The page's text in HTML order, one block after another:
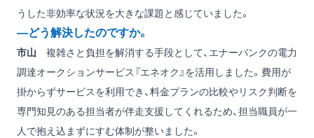
うした非効率な状況を大きな課題と感じていました。
―どう解決したのですか。
市山 複雑さと負担を解消する手段として、エナーバンクの電力
調達オークションサービス『エネオク』を活用しました。費用が
掛からずサービスを利用でき、料金プランの比較やリスク判断を
専門知見のある担当者が伴走支援してくれるため、担当職員が一
人で抱え込まずにすむ体制が整いました。